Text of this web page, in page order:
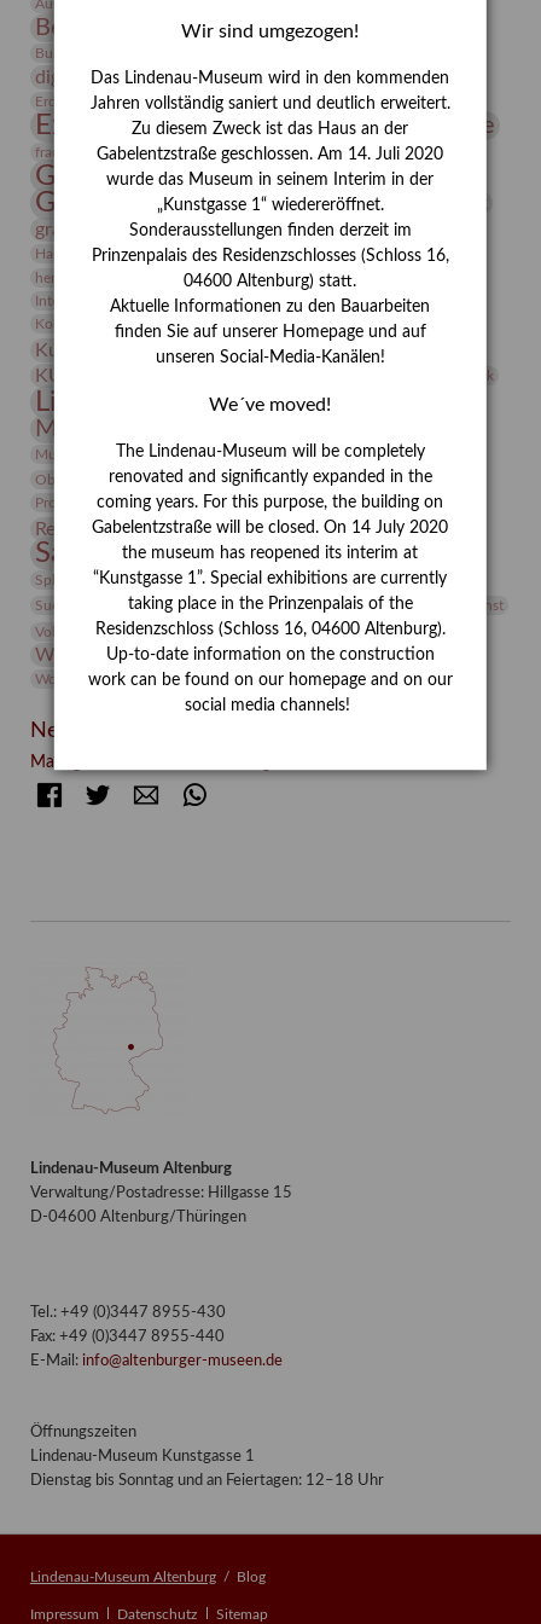
Ausstellung „Vier Winde“
Bernhard August von Lindenau
Burg Posterstein
digitallabor Entartete Kunst
Enteignung
Erdmann Julius Dietrich
Erlebnisportal estrusker Exlibris
Expressionismus Festrede Florenz Fotografie
frauen Frauen in der Antike und heute
Gerhard-Altenbourg-Preis
Gerhard Altenbourg
Gerhard Kurt Müller
grafische sammlung griechische Mythologie
Hanns-Conon von der Gabelentz Heinrich Kirchhoff Heldinnen
herman de vries Humboldt
Insekten
Integriertes Schädlingsmanagement
Italien Jahresempfang
Jubiläum
Kolosseum
Kooperationsausstellung Korkmodelle Kunst
Kunstmuseum Kunstvermittlung Kunst von Kühl
KUNSTWAND Lehmbruck
Lindenau-Museum Marstall
Museumsgeschichte
Museumspädagogik Mäzen Napoleon Natur
Neue Remise
Objekt im Fokus
Paul Klee Peter Schnürpel Phelloplastik
Pohlhof
Provenienz
Provenienzforschung
Restaurierung Restitution Rudi Lesser Ruth Wolf-Rehfeld
Sammlung Samstagszeichner Skulptur
Sonderausstellung
Sphinx
studio Studio Bildende Kunst
studioDIGITAL
Suermondt-Ludwig-Museum
Vermittlung Video
Videokunst
Volontariat
Walter Rheiner Weihnachten Werefkin
Werkbetrachtung Winter Wissenschaft
Wolf and Dog
Wolf und Hund
Zirkuswoche
Neueste Beiträge
Manege frei! – Kunstvermittlung im Zirkuszelt
FacebookTwitter E-mail
Lindenau-Museum Altenburg
Verwaltung/Postadresse: Hillgasse 15
D-04600 Altenburg/Thüringen
Tel.: +49 (0)3447 8955-430
Fax: +49 (0)3447 8955-440
E-Mail: info@altenburger-museen.de
Öffnungszeiten
Lindenau-Museum Kunstgasse 1
Dienstag bis Sonntag und an Feiertagen: 12–18 Uhr
Lindenau-Museum Altenburg Blog
Navigation
Impressum Datenschutz Sitemap
Wir sind umgezogen!
Das Lindenau-Museum wird in den kommenden
Jahren vollständig saniert und deutlich erweitert.
Zu diesem Zweck ist das Haus an der
Gabelentzstraße geschlossen. Am 14. Juli 2020
wurde das Museum in seinem Interim in der
„Kunstgasse 1“ wiedereröffnet.
Sonderausstellungen finden derzeit im
Prinzenpalais des Residenzschlosses (Schloss 16,
04600 Altenburg) statt.
Aktuelle Informationen zu den Bauarbeiten
finden Sie auf unserer Homepage und auf
unseren Social-Media-Kanälen!
We´ve moved!
The Lindenau-Museum will be completely
renovated and significantly expanded in the
coming years. For this purpose, the building on
Gabelentzstraße will be closed. On 14 July 2020
the museum has reopened its interim at
“Kunstgasse 1”. Special exhibitions are currently
taking place in the Prinzenpalais of the
Residenzschloss (Schloss 16, 04600 Altenburg).
Up-to-date information on the construction
work can be found on our homepage and on our
social media channels!